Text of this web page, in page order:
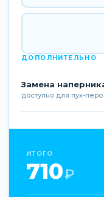
ДОПОЛНИТЕЛЬНО
Замена
доступно для пух-перо
ИТОГО
710₽